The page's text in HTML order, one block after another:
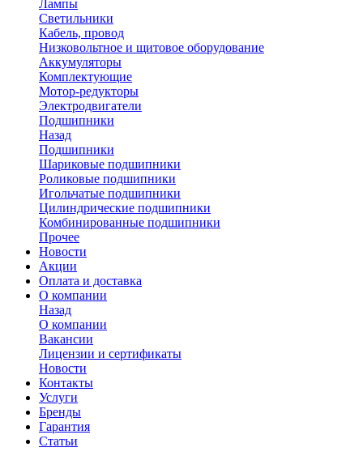
Лампы
Светильники
Кабель, провод
Низковольтное и щитовое оборудование
Аккумуляторы
Комплектующие
Мотор-редукторы
Электродвигатели
Подшипники
Назад
Подшипники
Шариковые подшипники
Роликовые подшипники
Игольчатые подшипники
Цилиндрические подшипники
Комбинированные подшипники
Прочее
Новости
Акции
Оплата и доставка
О компании
Назад
О компании
Вакансии
Лицензии и сертификаты
Новости
Контакты
Услуги
Бренды
Гарантия
Статьи